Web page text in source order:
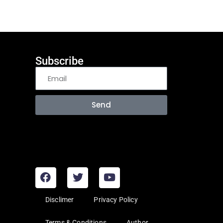
Subscribe
Send
Disclimer Privacy Policy